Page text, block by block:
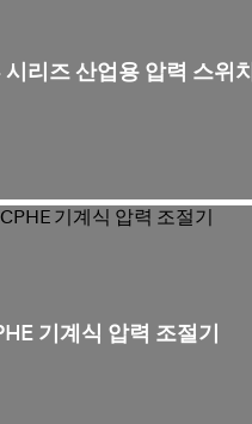
시리즈 산업용 압력 스위치
기계식 압력 조절기